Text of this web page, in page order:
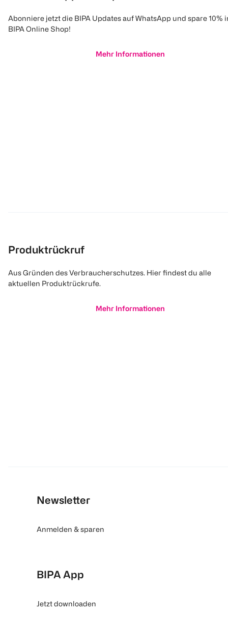
Abonniere jetzt die BIPA Updates auf WhatsApp und spare 10%
BIPA Online Shop!
Mehr Informationen
Produktrückruf
Aus Gründen des Verbraucherschutzes. Hier findest du alle
aktuellen Produktrückrufe.
Mehr Informationen
Newsletter
Anmelden & sparen
BIPA App
Jetzt downloaden